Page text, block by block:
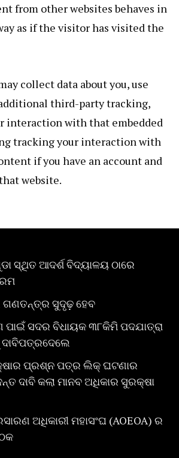
from other websites behaves in
as if the visitor has visited the
collect data about you, use
third-party tracking,
interaction with that embedded
tracking your interaction with
if you have an account and
website.
ସ୍ଥିତ ଆଦର୍ଶ ବିଦ୍ୟାଳୟ ଠାରେ
ସୁଦୃଢ଼ ହେବ
ପାଇଁ ସଦର ବିଧାୟକ ୩୮କିମି ପଦଯାତ୍ରା
ପ୍ରଶ୍ନ ପତ୍ର ଲିକ୍ ଘଟଣାର
ଦାବି କଲା ମାନବ ଅଧିକାର ସୁରକ୍ଷା
ଅଧିକାରୀ ମହାସଂଘ (AOEOA) ର